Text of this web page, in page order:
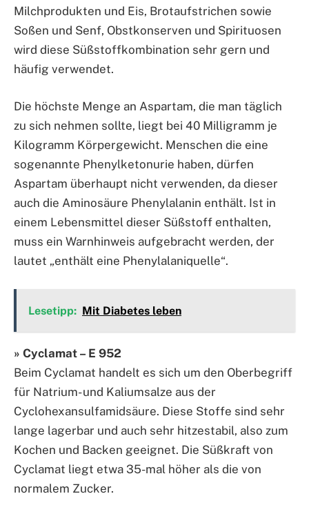
Milchprodukten und Eis, Brotaufstrichen sowie
Soßen und Senf, Obstkonserven und Spirituosen
wird diese Süßstoffkombination sehr gern und
häufig verwendet.
Die höchste Menge an Aspartam, die man täglich
zu sich nehmen sollte, liegt bei 40 Milligramm je
Kilogramm Körpergewicht. Menschen die eine
sogenannte Phenylketonurie haben, dürfen
Aspartam überhaupt nicht verwenden, da dieser
auch die Aminosäure Phenylalanin enthält. Ist in
einem Lebensmittel dieser Süßstoff enthalten,
muss ein Warnhinweis aufgebracht werden, der
lautet „enthält eine Phenylalaniquelle“.
Lesetipp: Mit Diabetes leben
» Cyclamat – E 952
Beim Cyclamat handelt es sich um den Oberbegriff
für Natrium- und Kaliumsalze aus der
Cyclohexansulfamidsäure. Diese Stoffe sind sehr
lange lagerbar und auch sehr hitzestabil, also zum
Kochen und Backen geeignet. Die Süßkraft von
Cyclamat liegt etwa 35-mal höher als die von
normalem Zucker.